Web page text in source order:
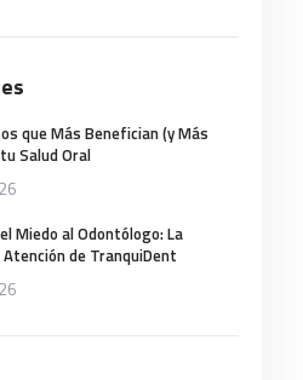
que Más Benefician (y Más
Salud Oral
Miedo al Odontólogo: La
de TranquiDent